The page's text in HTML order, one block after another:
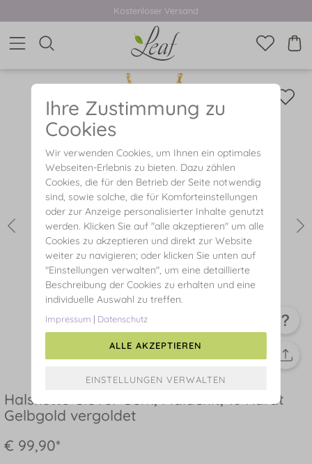
Kostenloser Versand
Halskette Clover Gem, Malachit, 18 Karat
Gelbgold vergoldet
€ 99,90*
Ihre Zustimmung zu
Cookies
Wir verwenden Cookies, um Ihnen ein optimales
Webseiten-Erlebnis zu bieten. Dazu zählen
Cookies, die für den Betrieb der Seite notwendig
sind, sowie solche, die für Komforteinstellungen
oder zur Anzeige personalisierter Inhalte genutzt
werden. Klicken Sie auf "alle akzeptieren" um alle
Cookies zu akzeptieren und direkt zur Website
weiter zu navigieren; oder klicken Sie unten auf
"Einstellungen verwalten", um eine detaillierte
Beschreibung der Cookies zu erhalten und eine
individuelle Auswahl zu treffen.
Impressum | Datenschutz
ALLE AKZEPTIEREN